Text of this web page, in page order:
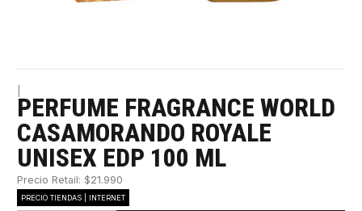
PERFUME FRAGRANCE WORLD
CASAMORANDO ROYALE
UNISEX EDP 100 ML
Precio Retail: $21.990
PRECIO TIENDAS | INTERNET